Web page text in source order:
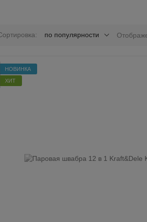
по популярности
НОВИНКА
ХИТ